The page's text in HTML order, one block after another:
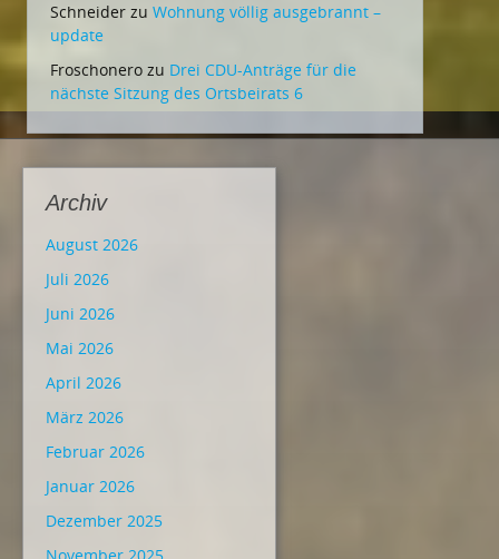
Schneider zu Wohnung völlig ausgebrannt –
update
Froschonero zu Drei CDU-Anträge für die
nächste Sitzung des Ortsbeirats 6
Archiv
August 2026
Juli 2026
Juni 2026
Mai 2026
April 2026
März 2026
Februar 2026
Januar 2026
Dezember 2025